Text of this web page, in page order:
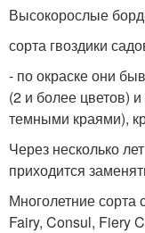
Высокорослые
сорта гвоздики
- по окраске они
(2 и более цветов)
темными краями),
Через несколько
приходится
Многолетние сорта
Fairy, Consul, Fiery